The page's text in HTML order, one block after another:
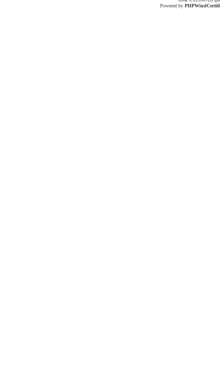
Powered byPHPWind